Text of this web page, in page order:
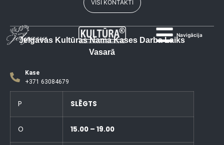
Navigācija
VISI KONTAKTI
Jelgavas Kultūras Nama Kases Darba Laiks
Vasarā
Kase
+371 63084679
P SLĒGTS
O 15.00 – 19.00